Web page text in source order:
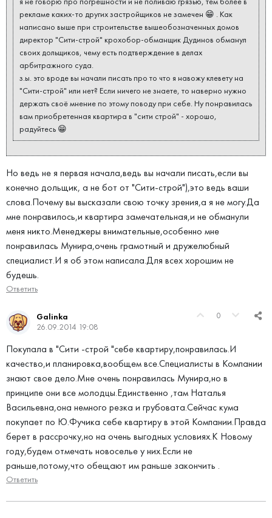
рекламе каких-то других застройщиков не замечен 😁 . Как
написано выше при строительстве вышеобозначенных домов
директор "Сити-строй" крохобор-обманщик Дудинов обманул
своих дольщиков, чему есть подтверждение в делах
арбитражного суда.
з.ы. это вроде вы начали писать про то что я навожу клевету на
"Сити-строй" или нет? Если ничего не знаете, то наверно нужно
держать своё мнение по этому поводу при себе. Ну понравилась
вам приобретенная квартира в "сити строй" - хорошо,
радуйтесь 😁
Но ведь не я первая начала,ведь вы начали писать,если вы
конечно дольщик, а не бот от "Сити-строй"),это ведь ваши
слова.Почему вы высказали свою точку зрения,а я не могу.Да
мне понравилось,и квартира замечательная,и не обманули
меня никто.Менеджеры внимательные,особенно мне
понравилась Мунира,очень грамотный и дружелюбный
специалист.И я об этом написала.Для всех хорошим не
будешь.
Ответить
0
Galinka
26.09.2014 19:08
Покупала в "Сити -строй "себе квартиру,понравилась.И
качество,и планировка,вообщем все.Специалисты в Компании
знают свое дело.Мне очень понравилась Мунира,но в
принципе они все молодцы.Единственно ,там Наталья
Васильевна,она немного резка и грубовата.Сейчас кума
покупает по Ю.Фучика себе квартиру в этой Компании.Правда
берет в рассрочку,но на очень выгодных условиях.К Новому
году,будем отмечать новоселье у них.Если не
раньше,потому,что обещают им раньше закончить .
Ответить